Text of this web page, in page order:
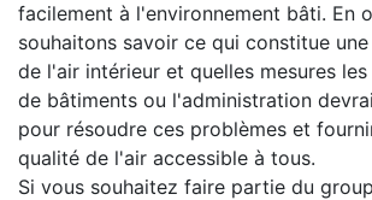
facilement à l'environnement bâti. En
souhaitons savoir ce qui constitue
de l'air intérieur et quelles mesures
de bâtiments ou l'administration
pour résoudre ces problèmes et
qualité de l'air accessible à tous.
Si vous souhaitez faire partie du